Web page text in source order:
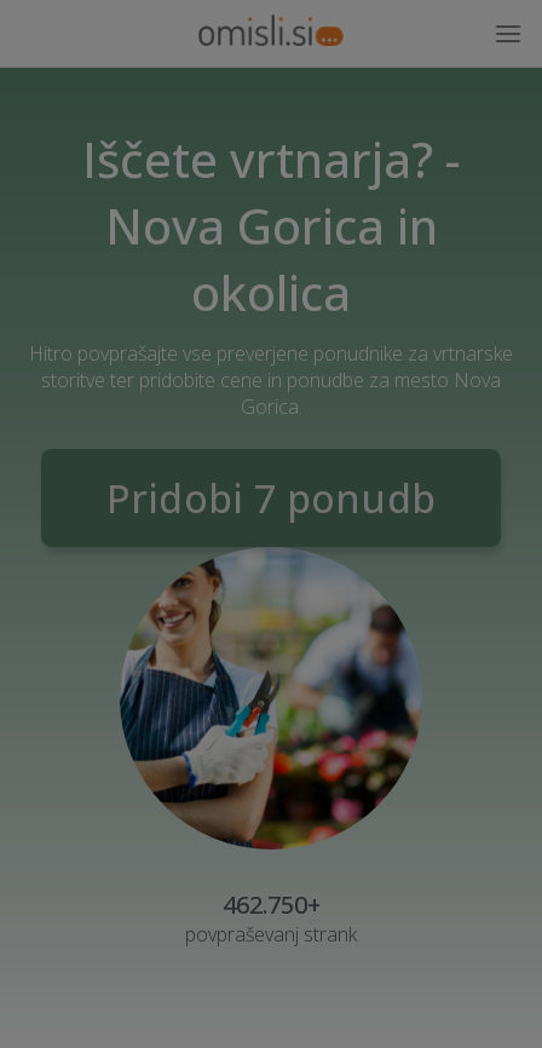
Iščete vrtnarja? -
Nova Gorica in
okolica
Hitro povprašajte vse preverjene ponudnike za vrtnarske
storitve ter pridobite cene in ponudbe za mesto Nova
Gorica.
Pridobi 7 ponudb
462.750+
povpraševanj strank